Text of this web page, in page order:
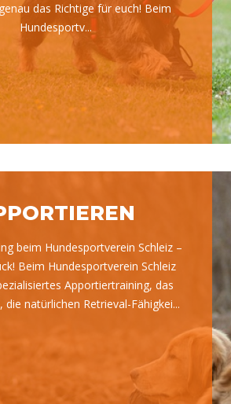
das Richtige für euch! Beim
Hundesportv...
beim Hundesportverein Schleiz –
Beim Hundesportverein Schleiz
Apportiertraining, das
die natürlichen Retrieval-Fähigkei...